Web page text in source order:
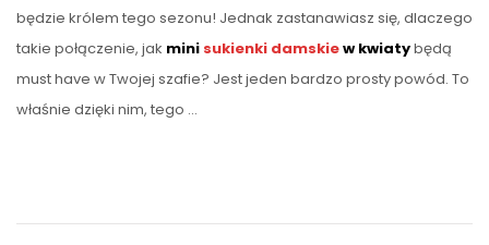
będzie królem tego sezonu! Jednak zastanawiasz się, dlaczego
takie połączenie, jak mini sukienki damskiew kwiatybędą
must have w Twojej szafie? Jest jeden bardzo prosty powód. To
właśnie dzięki nim, tego …